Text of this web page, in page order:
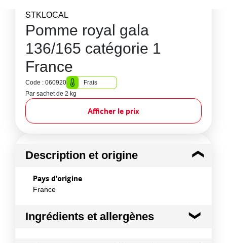
STKLOCAL
Pomme royal gala
136/165 catégorie 1
France
Code : 060920
Frais
Par sachet de 2 kg
Afficher le prix
Description et origine
Pays d'origine
France
Ingrédients et allergènes